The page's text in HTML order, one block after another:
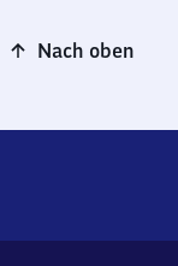
Nach oben